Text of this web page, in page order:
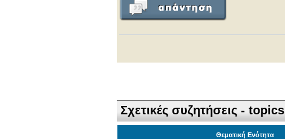
Σχετικές συζητήσεις - topics
Θεματική Ενότητα